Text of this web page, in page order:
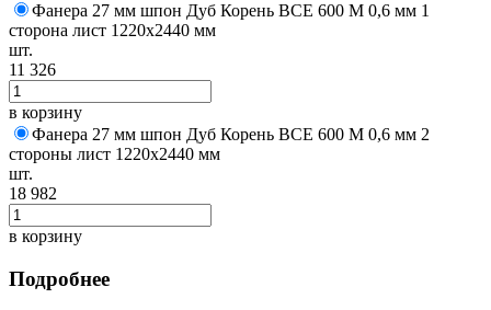
Фанера 27 мм шпон Дуб Корень BCE 600 M 0,6 мм 1
сторона лист 1220х2440 мм
шт.
11 326
в корзину
Фанера 27 мм шпон Дуб Корень BCE 600 M 0,6 мм 2
стороны лист 1220х2440 мм
шт.
18 982
в корзину
Подробнее